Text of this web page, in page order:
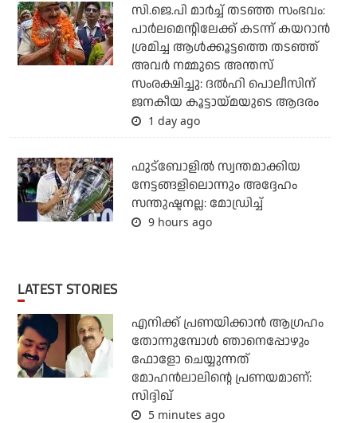
സി.ജെ.പി മാര്‍ച്ച് തടഞ്ഞ സംഭവം:
പാര്‍ലമെന്റിലേക്ക് കടന്ന് കയറാന്‍
ശ്രമിച്ച ആള്‍ക്കൂട്ടത്തെ തടഞ്ഞ്
അവര്‍ നമ്മുടെ അന്തസ്
സംരക്ഷിച്ചു: ദല്‍ഹി പൊലീസിന്
ജനകീയ കൂട്ടായ്മയുടെ ആദരം
1 day ago
ഫുട്ബോളില്‍ സ്വന്തമാക്കിയ
നേട്ടങ്ങളിലൊന്നും അദ്ദേഹം
സന്തുഷ്ടനല്ല: മോഡ്രിച്ച്
9 hours ago
LATEST STORIES
എനിക്ക് പ്രണയിക്കാന്‍ ആഗ്രഹം
തോന്നുമ്പോള്‍ ഞാനെപ്പോഴും
ഫോളോ ചെയ്യുന്നത്
മോഹന്‍ലാലിന്റെ പ്രണയമാണ്:
സിദ്ദിഖ്
5 minutes ago